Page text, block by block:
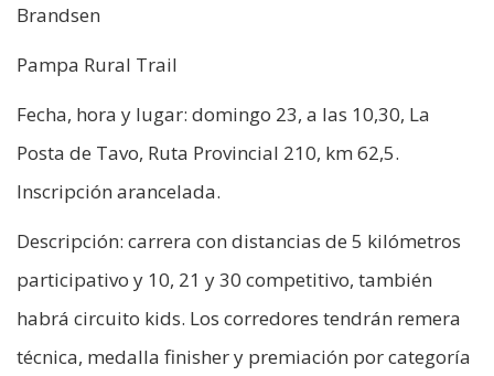
Brandsen
Pampa Rural Trail
Fecha, hora y lugar: domingo 23, a las 10,30, La
Posta de Tavo, Ruta Provincial 210, km 62,5.
Inscripción arancelada.
Descripción: carrera con distancias de 5 kilómetros
participativo y 10, 21 y 30 competitivo, también
habrá circuito kids. Los corredores tendrán remera
técnica, medalla finisher y premiación por categoría